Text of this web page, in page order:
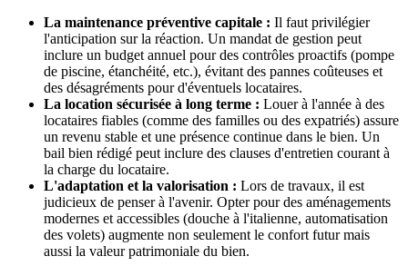
La maintenance préventive capitale : Il faut privilégier
l'anticipation sur la réaction. Un mandat de gestion peut
inclure un budget annuel pour des contrôles proactifs (pompe
de piscine, étanchéité, etc.), évitant des pannes coûteuses et
des désagréments pour d'éventuels locataires.
La location sécurisée à long terme : Louer à l'année à des
locataires fiables (comme des familles ou des expatriés) assure
un revenu stable et une présence continue dans le bien. Un
bail bien rédigé peut inclure des clauses d'entretien courant à
la charge du locataire.
L'adaptation et la valorisation : Lors de travaux, il est
judicieux de penser à l'avenir. Opter pour des aménagements
modernes et accessibles (douche à l'italienne, automatisation
des volets) augmente non seulement le confort futur mais
aussi la valeur patrimoniale du bien.